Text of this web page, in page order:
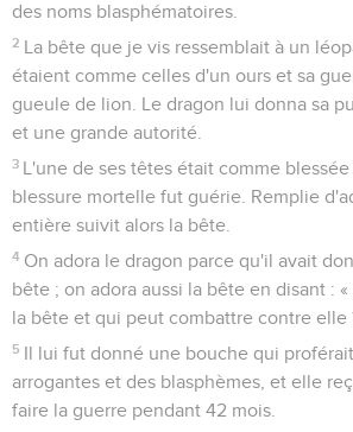
des noms blasphématoires.
2 La bête que je vis ressemblait à un
étaient comme celles d'un ours et sa
gueule de lion. Le dragon lui donna sa
et une grande autorité.
3 L'une de ses têtes était comme blessée
blessure mortelle fut guérie. Remplie
entière suivit alors la bête.
4 On adora le dragon parce qu'il avait
bête ; on adora aussi la bête en disant :
la bête et qui peut combattre contre elle
5 Il lui fut donné une bouche qui
arrogantes et des blasphèmes, et elle
faire la guerre pendant 42 mois.